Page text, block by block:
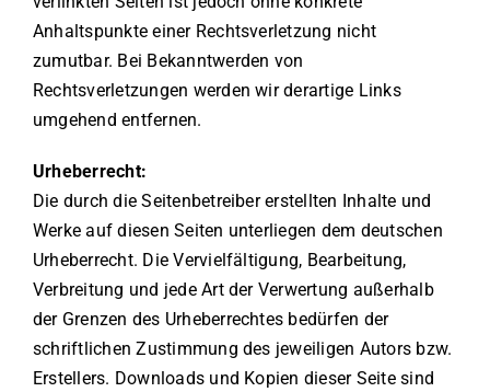
Anhaltspunkte einer Rechtsverletzung nicht
zumutbar. Bei Bekanntwerden von
Rechtsverletzungen werden wir derartige Links
umgehend entfernen.
Urheberrecht:
Die durch die Seitenbetreiber erstellten Inhalte und
Werke auf diesen Seiten unterliegen dem deutschen
Urheberrecht. Die Vervielfältigung, Bearbeitung,
Verbreitung und jede Art der Verwertung außerhalb
der Grenzen des Urheberrechtes bedürfen der
schriftlichen Zustimmung des jeweiligen Autors bzw.
Erstellers. Downloads und Kopien dieser Seite sind